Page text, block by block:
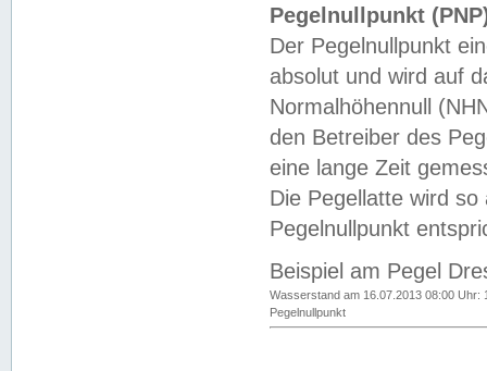
Pegelnullpunkt
Der Pegelnullpunkt
absolut und wird auf
Normalhöhennull
den Betreiber des
eine lange Zeit
Die Pegellatte wird
Pegelnullpunkt
Beispiel am Pegel
Wasserstand am 16.07.2013 08:00 Uhr:
Pegelnullpunkt